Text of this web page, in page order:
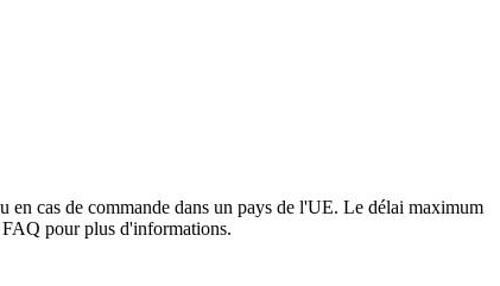
en cas de commande dans un pays de l'UE. Le délai maximum
FAQ pour plus d'informations.